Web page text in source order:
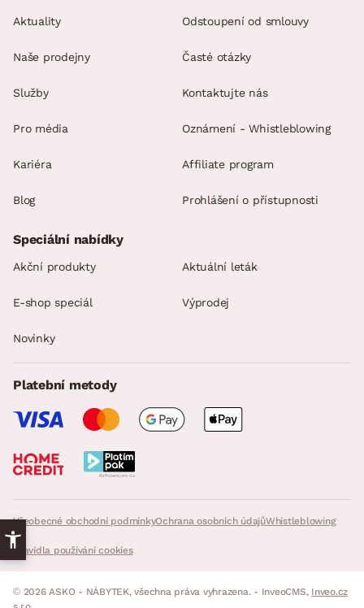
Aktuality
Naše prodejny
Služby
Pro média
Kariéra
Blog
Odstoupení od smlouvy
Časté otázky
Kontaktujte nás
Oznámení - Whistleblowing
Affiliate program
Prohlášení o přístupnosti
Všeobecné obchodní podmínkyOchrana osobních údajůWhistleblowing
Pravidla používání cookies
Speciální nabídky
Akční produkty Aktuální leták
E-shop speciál Výprodej
Novinky
Platební metody
© 2026 ASKO - NÁBYTEK, všechna práva vyhrazena. - InveoCMS, Inveo.cz